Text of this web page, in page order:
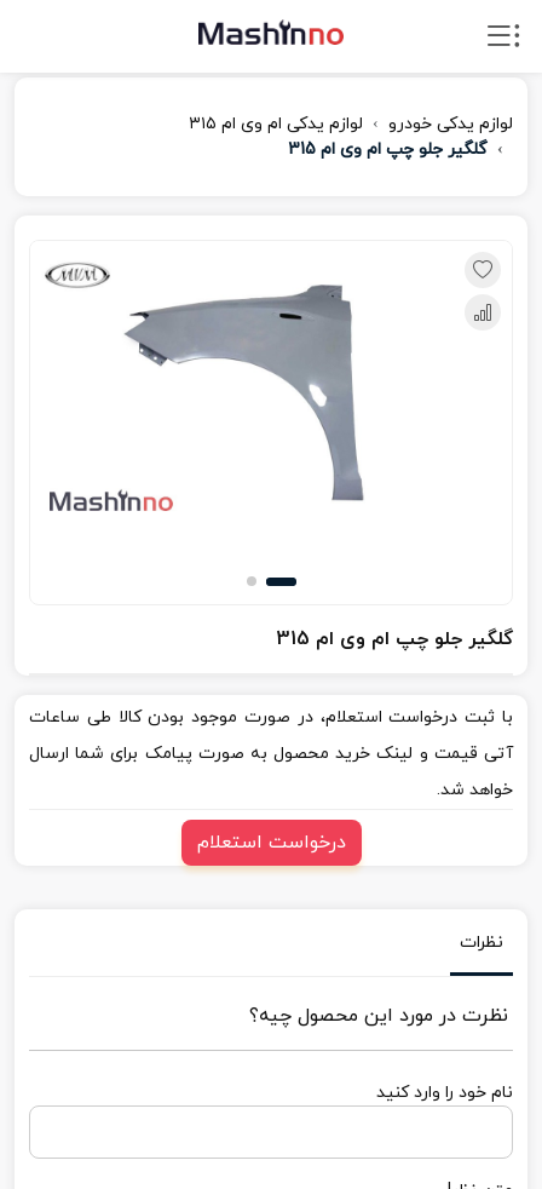
لوازم یدکی خودرو
لوازم یدکی ام‌ وی‌ ام ۳۱۵
گلگیر جلو چپ ام وی ام 315
گلگیر جلو چپ ام وی ام 315
با ثبت درخواست استعلام، در صورت موجود بودن کالا طی ساعات
آتی قیمت و لینک خرید محصول به صورت پیامک برای شما ارسال
خواهد شد.
درخواست استعلام
نظرات
نظرت در مورد این محصول چیه؟
نام خود را وارد کنید